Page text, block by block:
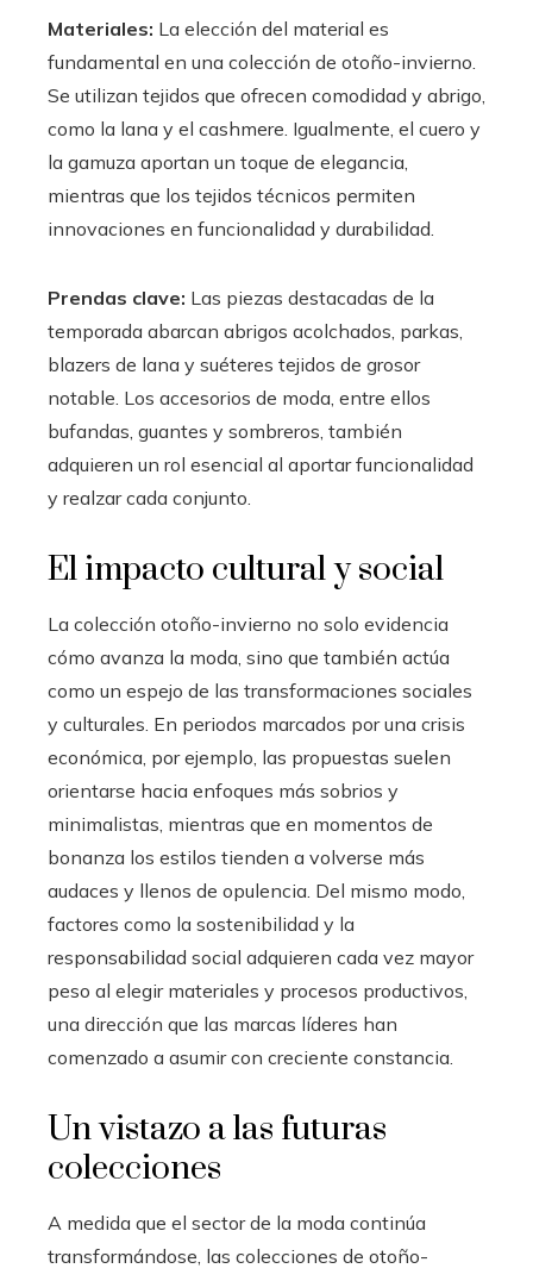
Materiales: La elección del material es
fundamental en una colección de otoño-invierno.
Se utilizan tejidos que ofrecen comodidad y abrigo,
como la lana y el cashmere. Igualmente, el cuero y
la gamuza aportan un toque de elegancia,
mientras que los tejidos técnicos permiten
innovaciones en funcionalidad y durabilidad.
Prendas clave: Las piezas destacadas de la
temporada abarcan abrigos acolchados, parkas,
blazers de lana y suéteres tejidos de grosor
notable. Los accesorios de moda, entre ellos
bufandas, guantes y sombreros, también
adquieren un rol esencial al aportar funcionalidad
y realzar cada conjunto.
El impacto cultural y social
La colección otoño-invierno no solo evidencia
cómo avanza la moda, sino que también actúa
como un espejo de las transformaciones sociales
y culturales. En periodos marcados por una crisis
económica, por ejemplo, las propuestas suelen
orientarse hacia enfoques más sobrios y
minimalistas, mientras que en momentos de
bonanza los estilos tienden a volverse más
audaces y llenos de opulencia. Del mismo modo,
factores como la sostenibilidad y la
responsabilidad social adquieren cada vez mayor
peso al elegir materiales y procesos productivos,
una dirección que las marcas líderes han
comenzado a asumir con creciente constancia.
Un vistazo a las futuras
colecciones
A medida que el sector de la moda continúa
transformándose, las colecciones de otoño-